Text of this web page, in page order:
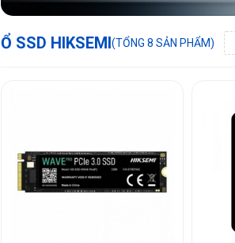
Ổ SSD HIKSEMI(TỔNG 8 SẢN PHẨM)